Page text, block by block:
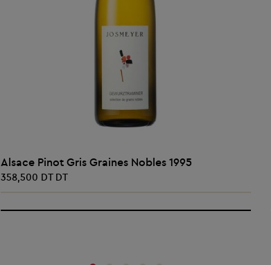
AJOUTER AU PANIER
Alsace Pinot Gris Graines Nobles 1995
358,500 DT DT